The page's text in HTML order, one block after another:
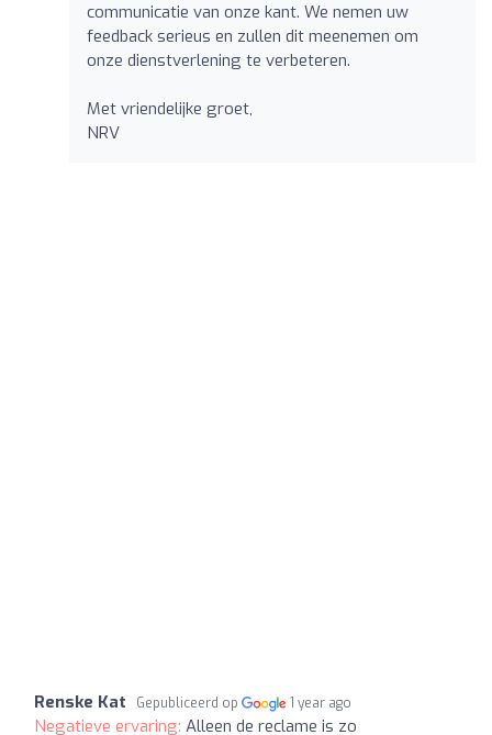
communicatie van onze kant. We nemen uw
feedback serieus en zullen dit meenemen om
onze dienstverlening te verbeteren.
Met vriendelijke groet,
NRV
Renske Kat Gepubliceerd op 1 year ago
Negatieve ervaring: Alleen de reclame is zo